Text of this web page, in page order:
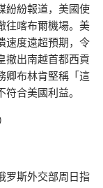
紛紛報道，美國使
往喀布爾機場。美
速度遠超預期，令
撤出南越首都西貢
卿布林肯堅稱「這
合美國利益。
罗斯外交部周日指